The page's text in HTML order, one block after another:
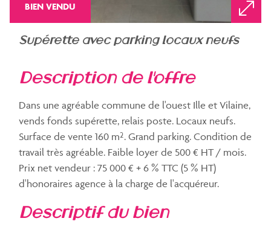
BIEN VENDU
supérette avec parking locaux neufs
description de l'offre
Dans une agréable commune de l'ouest Ille et Vilaine,
vends fonds supérette, relais poste. Locaux neufs.
Surface de vente 160 m². Grand parking. Condition de
travail très agréable. Faible loyer de 500 € HT / mois.
Prix net vendeur : 75 000 € + 6 % TTC (5 % HT)
d'honoraires agence à la charge de l'acquéreur.
descriptif du bien